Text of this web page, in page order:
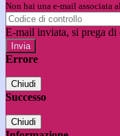
Non hai una e-mail associata
E-mail inviata, si prega di
Errore
Chiudi
Successo
Chiudi